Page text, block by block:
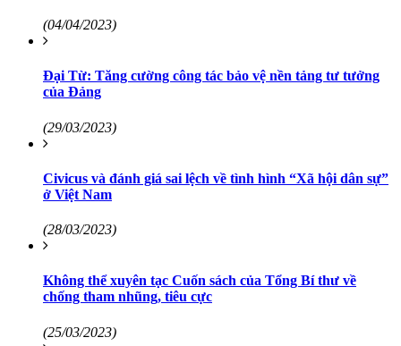
(04/04/2023)
Đại Từ: Tăng cường công tác bảo vệ nền tảng tư tưởng
của Đảng
(29/03/2023)
Civicus và đánh giá sai lệch về tình hình “Xã hội dân sự”
ở Việt Nam
(28/03/2023)
Không thể xuyên tạc Cuốn sách của Tổng Bí thư về
chống tham nhũng, tiêu cực
(25/03/2023)